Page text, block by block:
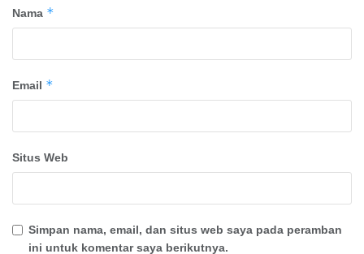
Nama *
Email *
Situs Web
Simpan nama, email, dan situs web saya pada peramban
ini untuk komentar saya berikutnya.